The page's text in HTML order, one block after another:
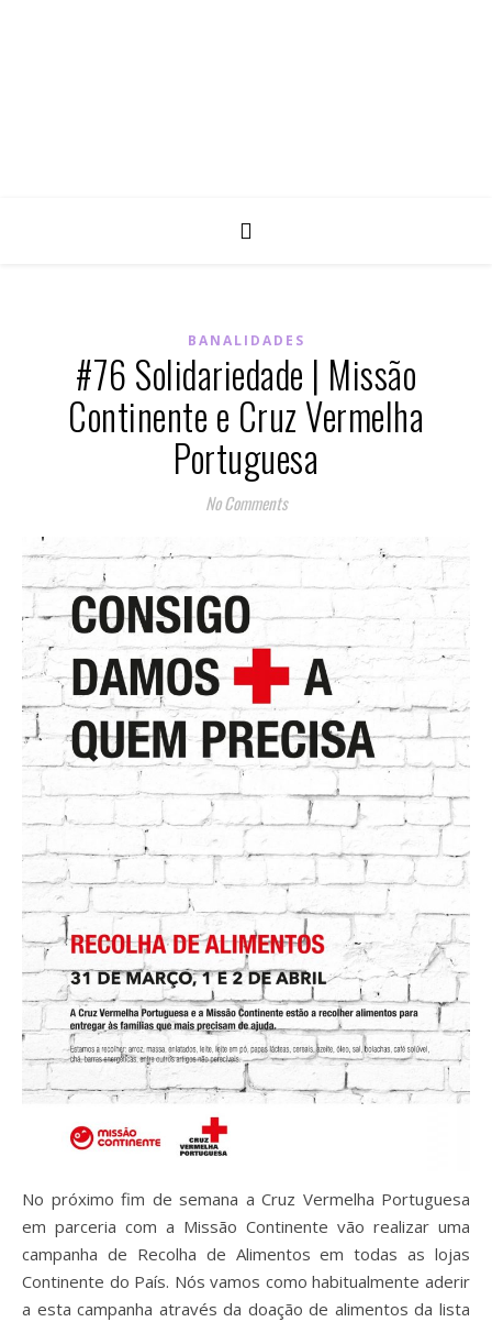
BANALIDADES
#76 Solidariedade | Missão
Continente e Cruz Vermelha
Portuguesa
No Comments
No próximo fim de semana a Cruz Vermelha Portuguesa
em parceria com a Missão Continente vão realizar uma
campanha de Recolha de Alimentos em todas as lojas
Continente do País. Nós vamos como habitualmente aderir
a esta campanha através da doação de alimentos da lista